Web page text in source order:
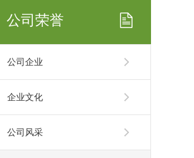
公司荣誉
公司企业
企业文化
公司风采